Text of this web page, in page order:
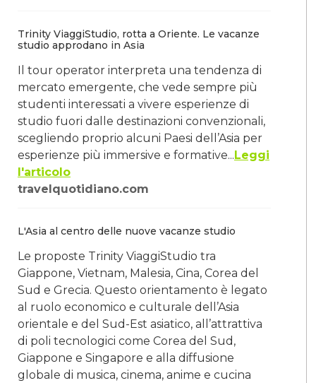
Trinity ViaggiStudio, rotta a Oriente. Le vacanze
studio approdano in Asia
Il tour operator interpreta una tendenza di
mercato emergente, che vede sempre più
studenti interessati a vivere esperienze di
studio fuori dalle destinazioni convenzionali,
scegliendo proprio alcuni Paesi dell’Asia per
esperienze più immersive e formative...Leggi
l'articolo
travelquotidiano.com
L'Asia al centro delle nuove vacanze studio
Le proposte Trinity ViaggiStudio tra
Giappone, Vietnam, Malesia, Cina, Corea del
Sud e Grecia. Questo orientamento è legato
al ruolo economico e culturale dell’Asia
orientale e del Sud-Est asiatico, all’attrattiva
di poli tecnologici come Corea del Sud,
Giappone e Singapore e alla diffusione
globale di musica, cinema, anime e cucina